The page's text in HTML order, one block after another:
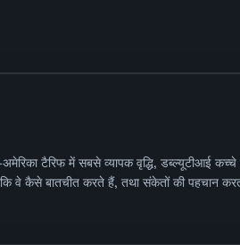
अमेरिका टैरिफ में सबसे व्यापक वृद्धि,
वे कैसे बातचीत करते हैं, तथा संकेतों की पहचान